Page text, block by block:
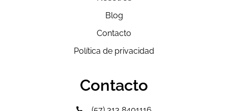
Blog
Contacto
Política de privacidad
Contacto